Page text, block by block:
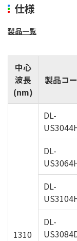
仕様
製品一覧
中心
波長
(nm)
製品コ
1310
DL-
DL-
DL-
DL-